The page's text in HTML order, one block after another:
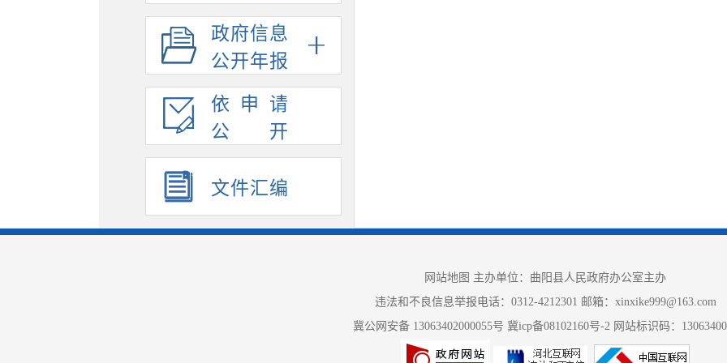
政府信息
公开年报
依申请
公开
文件汇编
网站地图 主办单位：曲阳县人民政府办公室主办
违法和不良信息举报电话：0312-4212301 邮箱：xinxike999@163.com
冀公网安备 13063402000055号 冀icp备08102160号-2网站标识码：